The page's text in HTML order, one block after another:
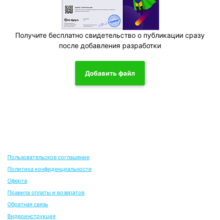
Получите бесплатно свидетельство о публикации сразу
после добавления разработки
Добавить файл
Пользовательское соглашение
Политика конфиденциальности
Оферта
Правила оплаты и возвратов
Обратная связь
Видеоинструкция